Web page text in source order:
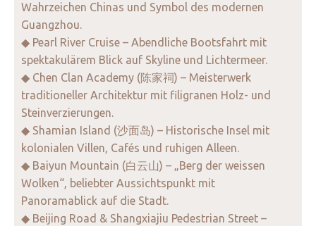
Wahrzeichen Chinas und Symbol des modernen
Guangzhou.
◆ Pearl River Cruise – Abendliche Bootsfahrt mit
spektakulärem Blick auf Skyline und Lichtermeer.
◆ Chen Clan Academy (陈家祠) – Meisterwerk
traditioneller Architektur mit filigranen Holz- und
Steinverzierungen.
◆ Shamian Island (沙面岛) – Historische Insel mit
kolonialen Villen, Cafés und ruhigen Alleen.
◆ Baiyun Mountain (白云山) – „Berg der weissen
Wolken“, beliebter Aussichtspunkt mit
Panoramablick auf die Stadt.
◆ Beijing Road & Shangxiajiu Pedestrian Street –